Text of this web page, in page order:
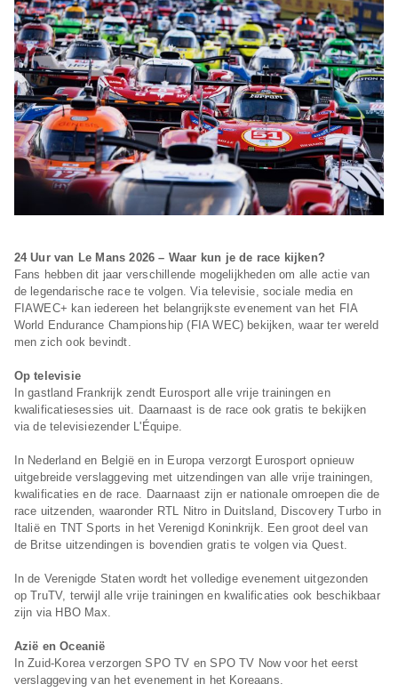
24 Uur van Le Mans 2026 – Waar kun je de race kijken?
Fans hebben dit jaar verschillende mogelijkheden om alle actie van
de legendarische race te volgen. Via televisie, sociale media en
FIAWEC+ kan iedereen het belangrijkste evenement van het FIA
World Endurance Championship (FIA WEC) bekijken, waar ter wereld
men zich ook bevindt.
Op televisie
In gastland Frankrijk zendt Eurosport alle vrije trainingen en
kwalificatiesessies uit. Daarnaast is de race ook gratis te bekijken
via de televisiezender L'Équipe.
In Nederland en België en in Europa verzorgt Eurosport opnieuw
uitgebreide verslaggeving met uitzendingen van alle vrije trainingen,
kwalificaties en de race. Daarnaast zijn er nationale omroepen die de
race uitzenden, waaronder RTL Nitro in Duitsland, Discovery Turbo in
Italië en TNT Sports in het Verenigd Koninkrijk. Een groot deel van
de Britse uitzendingen is bovendien gratis te volgen via Quest.
In de Verenigde Staten wordt het volledige evenement uitgezonden
op TruTV, terwijl alle vrije trainingen en kwalificaties ook beschikbaar
zijn via HBO Max.
Azië en Oceanië
In Zuid-Korea verzorgen SPO TV en SPO TV Now voor het eerst
verslaggeving van het evenement in het Koreaans.